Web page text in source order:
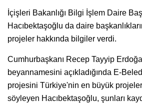
İçişleri Bakanlığı Bilgi İşlem Daire
Hacıbektaşoğlu da daire
projeler hakkında bilgiler verdi.
Cumhurbaşkanı Recep Tayyip
beyannamesini açıkladığında E-
projesini Türkiye'nin en büyük projeleri
söyleyen Hacıbektaşoğlu, şunları